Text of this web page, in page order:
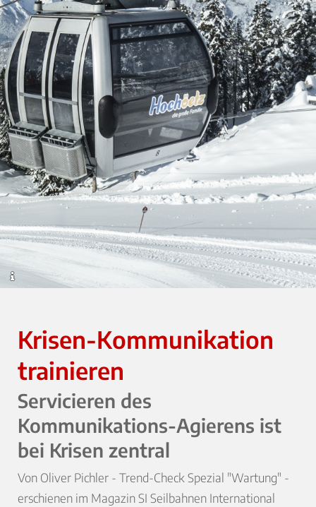
Krisen-Kommunikation
trainieren
Servicieren des
Kommunikations-Agierens ist
bei Krisen zentral
Von Oliver Pichler - Trend-Check Spezial "Wartung" -
erschienen im Magazin SI Seilbahnen International